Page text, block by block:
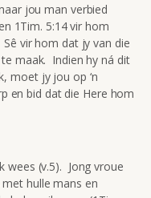
jou man verbied
1Tim. 5:14 vir hom
vir hom dat jy van die
maak. Indien hy ná dit
moet jy jou op ‘n
en bid dat die Here hom
wees (v.5). Jong vroue
hulle mans en